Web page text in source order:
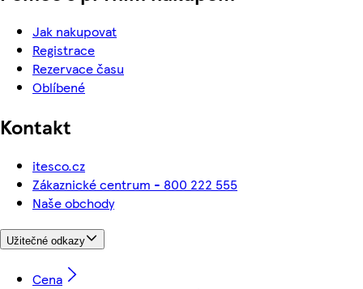
Jak nakupovat
Registrace
Rezervace času
Oblíbené
Kontakt
itesco.cz
Zákaznické centrum - 800 222 555
Naše obchody
Užitečné odkazy
Cena